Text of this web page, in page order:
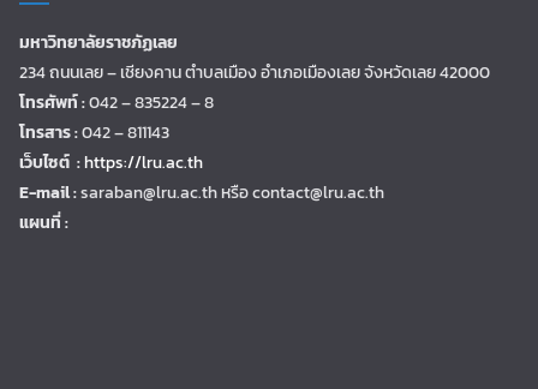
มหาวิทยาลัยราชภัฏเลย
234 ถนนเลย – เชียงคาน ตำบลเมือง อำเภอเมืองเลย จังหวัดเลย 42000
โทรศัพท์ :042 – 835224 – 8
โทรสาร :042 – 811143
เว็บไซต์ :https://lru.ac.th
E-mail :saraban@lru.ac.thหรือ contact@lru.ac.th
แผนที่ :